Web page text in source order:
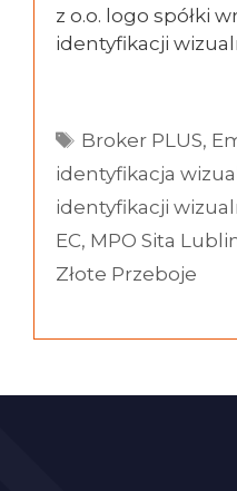
z o.o. logo spółki
identyfikacji
Tagi
Broker PLUS,
identyfikacja
identyfikacji
EC, MPO Sita
Złote Przeboje